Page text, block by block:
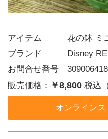
アイテム   花の鉢 ミ
ブランド   Disney
お問合せ番号
販売価格： ￥8,800 税込
オンライン